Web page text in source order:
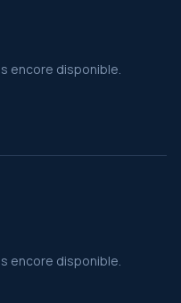
encore disponible.
encore disponible.